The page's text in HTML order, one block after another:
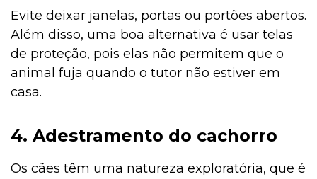
Evite deixar janelas, portas ou portões abertos.
Além disso, uma boa alternativa é usar telas
de proteção, pois elas não permitem que o
animal fuja quando o tutor não estiver em
casa.
4. Adestramento do cachorro
Os cães têm uma natureza exploratória, que é